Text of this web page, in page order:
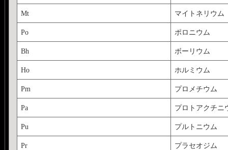
Mt マイトネリウム
Po ポロニウム
Bh ボーリウム
Ho ホルミウム
Pm プロメチウム
Pa プロトアクチニ
Pu プルトニウム
Pr プラセオジム